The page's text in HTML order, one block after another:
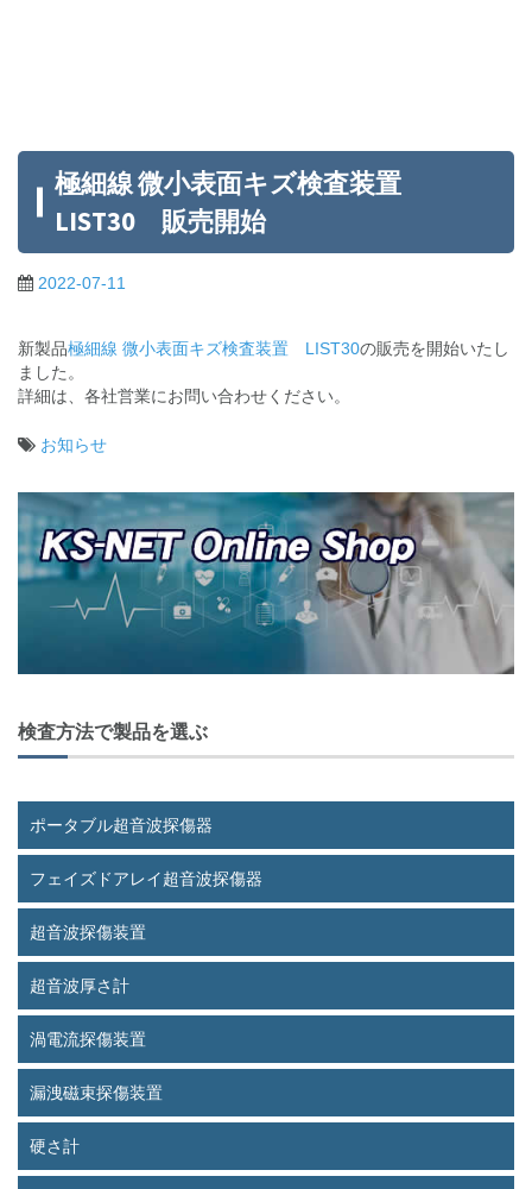
極細線 微小表面キズ検査装置
LIST30 販売開始
2022-07-11
新製品極細線 微小表面キズ検査装置 LIST30の販売を開始いたし
ました。
詳細は、各社営業にお問い合わせください。
お知らせ
稿
ナ
ビ
ョ
ン
検査方法で製品を選ぶ
ポータブル超音波探傷器
フェイズドアレイ超音波探傷器
超音波探傷装置
超音波厚さ計
渦電流探傷装置
漏洩磁束探傷装置
硬さ計